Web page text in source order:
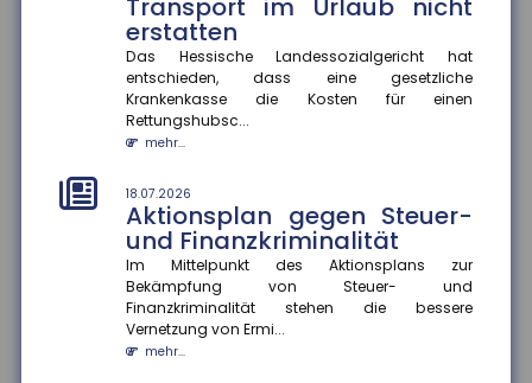
Transport im Urlaub nicht
erstatten
Das Hessische Landessozialgericht hat
entschieden, dass eine gesetzliche
Krankenkasse die Kosten für einen
Rettungshubsc...
mehr...
18.07.2026
Aktionsplan gegen Steuer-
und Finanzkriminalität
Im Mittelpunkt des Aktionsplans zur
Bekämpfung von Steuer- und
Finanzkriminalität stehen die bessere
Vernetzung von Ermi...
mehr...
14.07.2026
Wer haftet bei grob
verkehrswidriger E-Scooter-
Nutzung?
Das Amtsgericht München hat entschieden, dass bei
grob verkehrswidriger Nutzung eines E-Scooters der
Fahrer im Falle ein...
14.07.2026
Stärkere Fluggastrechte
Der Rat der Europäischen Union hat neue
Rechtsvorschriften beschlossen, die Fluggastrechte
vereinfachen, präzisieren und...
mehr...